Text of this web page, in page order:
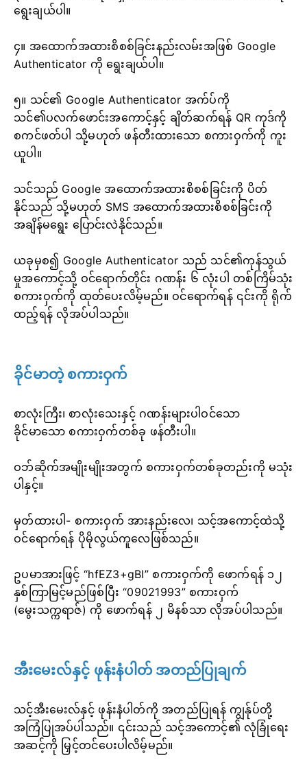
ရွေးချယ်ပါ။
၄။ အထောက်အထားစိစစ်ခြင်းနည်းလမ်းအဖြစ် Google
Authenticator ကို ရွေးချယ်ပါ။
၅။ သင်၏ Google Authenticator အက်ပ်ကို
သင်၏ပလက်ဖောင်းအကောင့်နှင့် ချိတ်ဆက်ရန် QR ကုဒ်ကို
စကင်ဖတ်ပါ သို့မဟုတ် ဖန်တီးထားသော စကားဝှက်ကို ကူး
ယူပါ။
သင်သည် Google အထောက်အထားစိစစ်ခြင်းကို ပိတ်
နိုင်သည် သို့မဟုတ် SMS အထောက်အထားစိစစ်ခြင်းကို
အချိန်မရွေး ပြောင်းလဲနိုင်သည်။
ယခုမှစ၍ Google Authenticator သည် သင်၏ကုန်သွယ်
မှုအကောင့်သို့ ဝင်ရောက်တိုင်း ဂဏန်း ၆ လုံးပါ တစ်ကြိမ်သုံး
စကားဝှက်ကို ထုတ်ပေးလိမ့်မည်။ ဝင်ရောက်ရန် ၎င်းကို ရိုက်
ထည့်ရန် လိုအပ်ပါသည်။
ခိုင်မာတဲ့ စကားဝှက်
စာလုံးကြီး၊ စာလုံးသေးနှင့် ဂဏန်းများပါဝင်သော
ခိုင်မာသော စကားဝှက်တစ်ခု ဖန်တီးပါ။
ဝဘ်ဆိုက်အမျိုးမျိုးအတွက် စကားဝှက်တစ်ခုတည်းကို မသုံး
ပါနှင့်။
မှတ်ထားပါ- စကားဝှက် အားနည်းလေ၊ သင့်အကောင့်ထဲသို့
ဝင်ရောက်ရန် ပိုမိုလွယ်ကူလေဖြစ်သည်။
ဥပမာအားဖြင့် “hfEZ3+gBI” စကားဝှက်ကို ဖောက်ရန် ၁၂
နှစ်ကြာမြင့်မည်ဖြစ်ပြီး “09021993” စကားဝှက်
(မွေးသက္ကရာဇ်) ကို ဖောက်ရန် ၂ မိနစ်သာ လိုအပ်ပါသည်။
အီးမေးလ်နှင့် ဖုန်းနံပါတ် အတည်ပြုချက်
သင့်အီးမေးလ်နှင့် ဖုန်းနံပါတ်ကို အတည်ပြုရန် ကျွန်ုပ်တို့
အကြံပြုအပ်ပါသည်။ ၎င်းသည် သင့်အကောင့်၏ လုံခြုံရေး
အဆင့်ကို မြှင့်တင်ပေးပါလိမ့်မည်။